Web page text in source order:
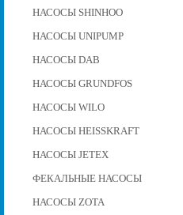
НАСОСЫ SHINHOO
НАСОСЫ UNIPUMP
НАСОСЫ DAB
НАСОСЫ GRUNDFOS
НАСОСЫ WILO
НАСОСЫ HEISSKRAFT
НАСОСЫ JETEX
ФЕКАЛЬНЫЕ НАСОСЫ
НАСОСЫ ZOTA